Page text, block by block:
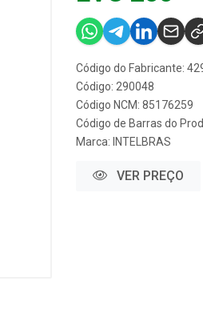
Código do Fabricante:
Código: 290048
Código NCM: 85176259
Código de Barras do
Marca: INTELBRAS
VER PREÇO